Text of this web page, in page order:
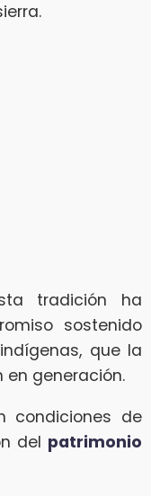
tradición ha
sostenido
que la
generación.
condiciones de
del patrimonio